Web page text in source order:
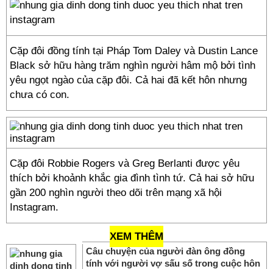
Cặp đôi đồng tính tại Pháp Tom Daley và Dustin Lance
Black sở hữu hàng trăm nghìn người hâm mộ bởi tình
yêu ngọt ngào của cặp đôi. Cả hai đã kết hôn nhưng
chưa có con.
Cặp đôi Robbie Rogers và Greg Berlanti được yêu
thích bởi khoảnh khắc gia đình tình tứ. Cả hai sở hữu
gần 200 nghìn người theo dõi trên mạng xã hội
Instagram.
XEM THÊM
Câu chuyện của người đàn ông đồng
tính với người vợ sấu số trong cuộc hôn